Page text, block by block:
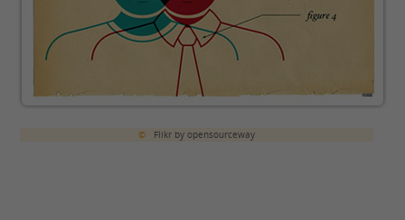
© Flikr by opensourceway